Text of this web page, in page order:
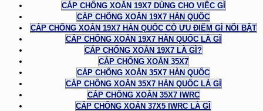
CÁP CHỐNG XOẮN 19X7 DÙNG CHO VIỆC GÌ
CÁP CHỐNG XOẮN 19X7 HÀN QUỐC
CÁP CHỐNG XOẮN 19X7 HÀN QUỐC CÓ ƯU ĐIỂM GÌ NỔI BẬT
CÁP CHỐNG XOẮN 19X7 HÀN QUỐC LÀ GÌ
CÁP CHỐNG XOẮN 19X7 LÀ GÌ?
CÁP CHỐNG XOẮN 35X7
CÁP CHỐNG XOẮN 35X7 HÀN QUỐC
CÁP CHỐNG XOẮN 35X7 HÀN QUỐC LÀ GÌ
CÁP CHỐNG XOẮN 35X7 IWRC
CÁP CHỐNG XOẮN 37X5 IWRC LÀ GÌ